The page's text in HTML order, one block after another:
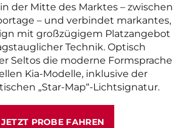
der Mitte des Marktes – zwischen
– und verbindet markantes,
mit großzügigem Platzangebot
Technik. Optisch
Seltos die moderne Formsprache
Kia-Modelle, inklusive der
„Star-Map“-Lichtsignatur.
JETZT PROBE FAHREN